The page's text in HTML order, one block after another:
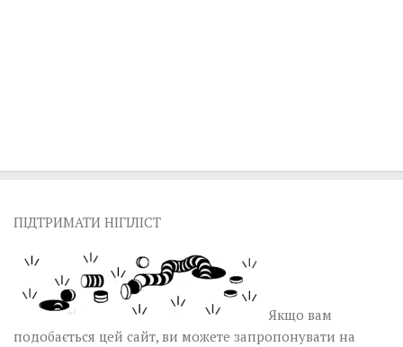
ПІДТРИМАТИ НІГІЛІСТ
Якщо вам
подобається цей сайт, ви можете запропонувати на